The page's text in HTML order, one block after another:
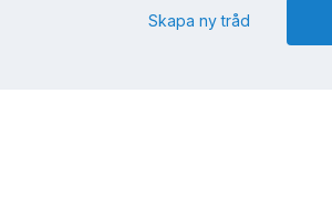
Skapa ny tråd